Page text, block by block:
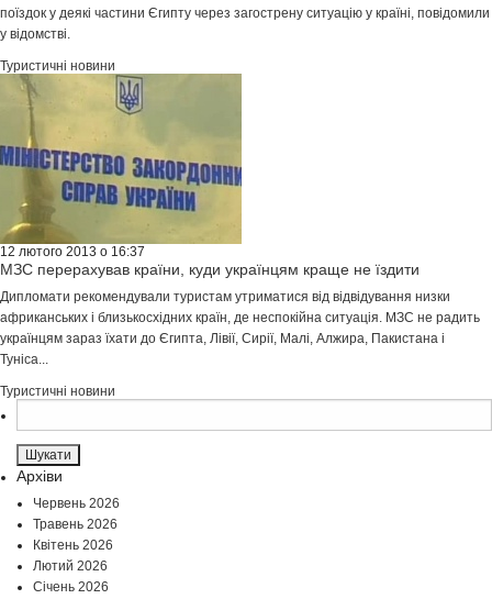
поїздок у деякі частини Єгипту через загострену ситуацію у країні, повідомили
у відомстві.
Туристичні новини
12 лютого 2013 о 16:37
МЗС перерахував країни, куди українцям краще не їздити
Дипломати рекомендували туристам утриматися від відвідування низки
африканських і близькосхідних країн, де неспокійна ситуація. МЗС не радить
українцям зараз їхати до Єгипта, Лівії, Сирії, Малі, Алжира, Пакистана і
Туніса...
Туристичні новини
Архіви
Червень 2026
Травень 2026
Квітень 2026
Лютий 2026
Січень 2026